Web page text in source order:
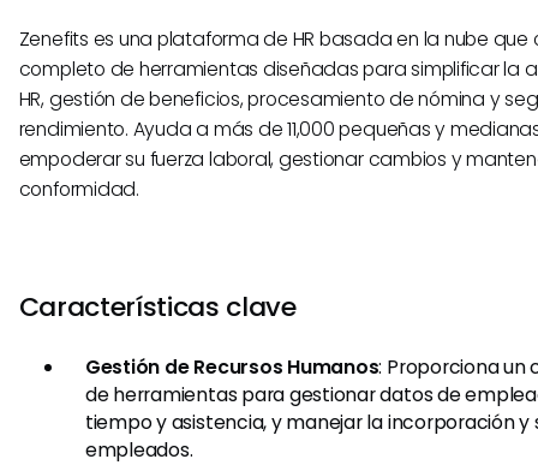
Zenefits es una plataforma de HR basada en la nube que
completo de herramientas diseñadas para simplificar la
HR, gestión de beneficios, procesamiento de nómina y
rendimiento. Ayuda a más de 11,000 pequeñas y
empoderar su fuerza laboral, gestionar cambios y
conformidad.
Características clave
Gestión de Recursos Humanos: Proporciona
de herramientas para gestionar datos de
tiempo y asistencia, y manejar la incorporación y
empleados.